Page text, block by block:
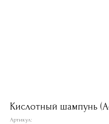
Кислотный шампунь
Артикул: